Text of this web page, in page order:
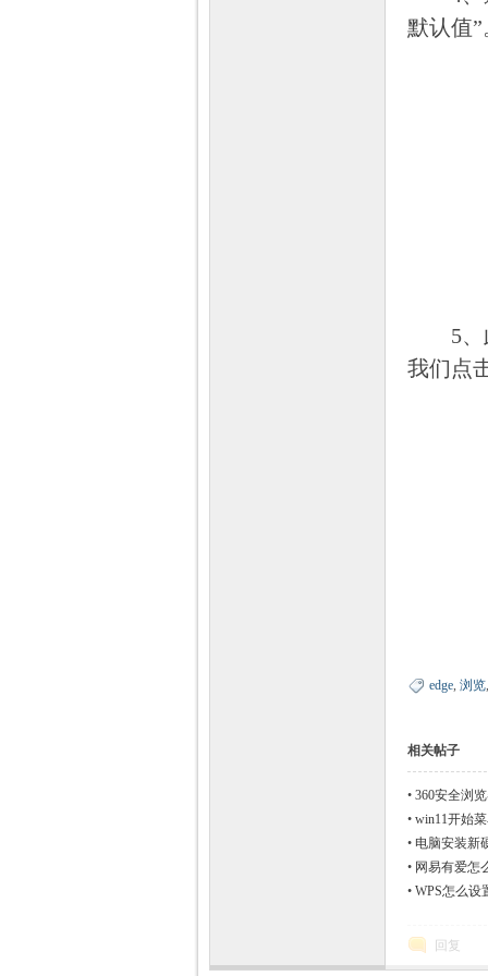
默认值”
5、此
我们点
edge, 浏览
相关帖子
• 360安全浏
• win11开始
• 电脑安装新
• 网易有爱怎
• WPS怎么设
回复